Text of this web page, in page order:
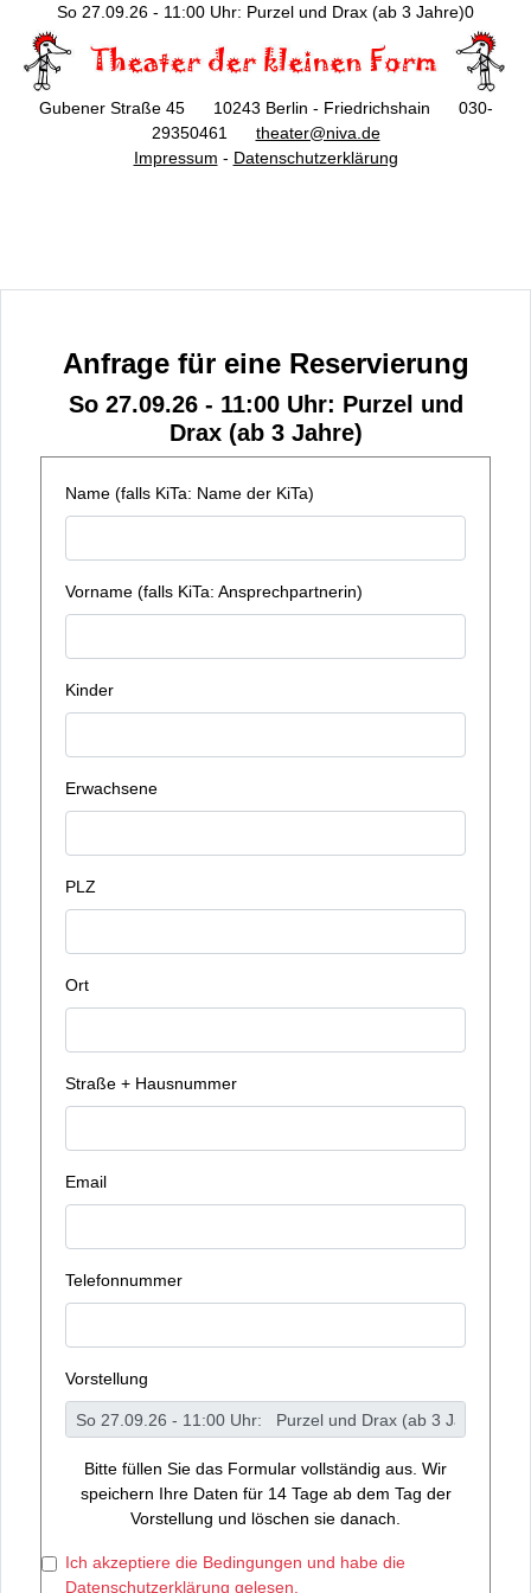
So 27.09.26 - 11:00 Uhr: Purzel und Drax (ab 3 Jahre)0
Gubener Straße 45 10243 Berlin - Friedrichshain 030-
29350461 theater@niva.de
Impressum - Datenschutzerklärung
Anfrage für eine Reservierung
So 27.09.26 - 11:00 Uhr: Purzel und
Drax (ab 3 Jahre)
Name (falls KiTa: Name der KiTa)
Vorname (falls KiTa: Ansprechpartnerin)
Kinder
Erwachsene
PLZ
Ort
Straße + Hausnummer
Email
Telefonnummer
Vorstellung
Bitte füllen Sie das Formular vollständig aus. Wir
speichern Ihre Daten für 14 Tage ab dem Tag der
Vorstellung und löschen sie danach.
Ich akzeptiere die Bedingungen und habe die
Datenschutzerklärung gelesen.